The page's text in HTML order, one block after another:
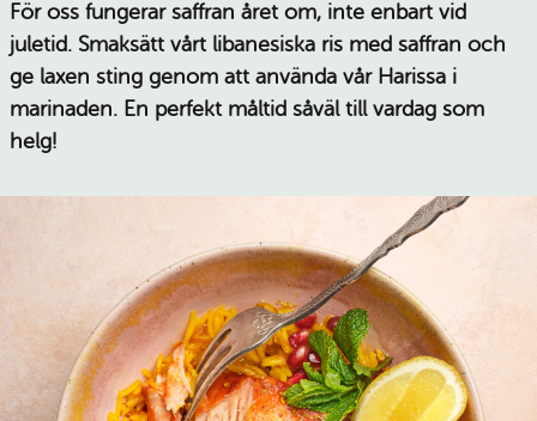
För oss fungerar saffran året om, inte enbart vid
juletid. Smaksätt vårt libanesiska ris med saffran och
ge laxen sting genom att använda vår Harissa i
marinaden. En perfekt måltid såväl till vardag som
helg!